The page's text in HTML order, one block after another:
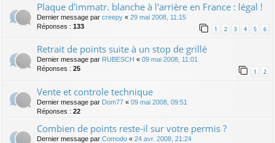
Plaque d'immatr. blanche à l'arrière en France : légal !
Dernier message par creepy « 29 mai 2008, 11:15
Réponses : 133 1 2 3 4 5 6
Retrait de points suite à un stop de grillé
Dernier message par RUBESCH « 09 mai 2008, 11:01
Réponses : 25 1 2
Vente et controle technique
Dernier message par Dom77 « 09 mai 2008, 09:51
Réponses : 22
Combien de points reste-il sur votre permis ?
Dernier message par Comodo « 24 avr. 2008, 21:24